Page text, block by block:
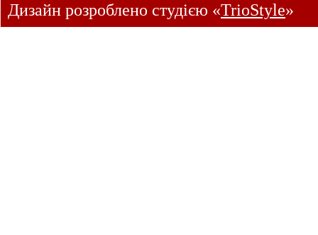
Дизайн розроблено студією «TrioStyle»